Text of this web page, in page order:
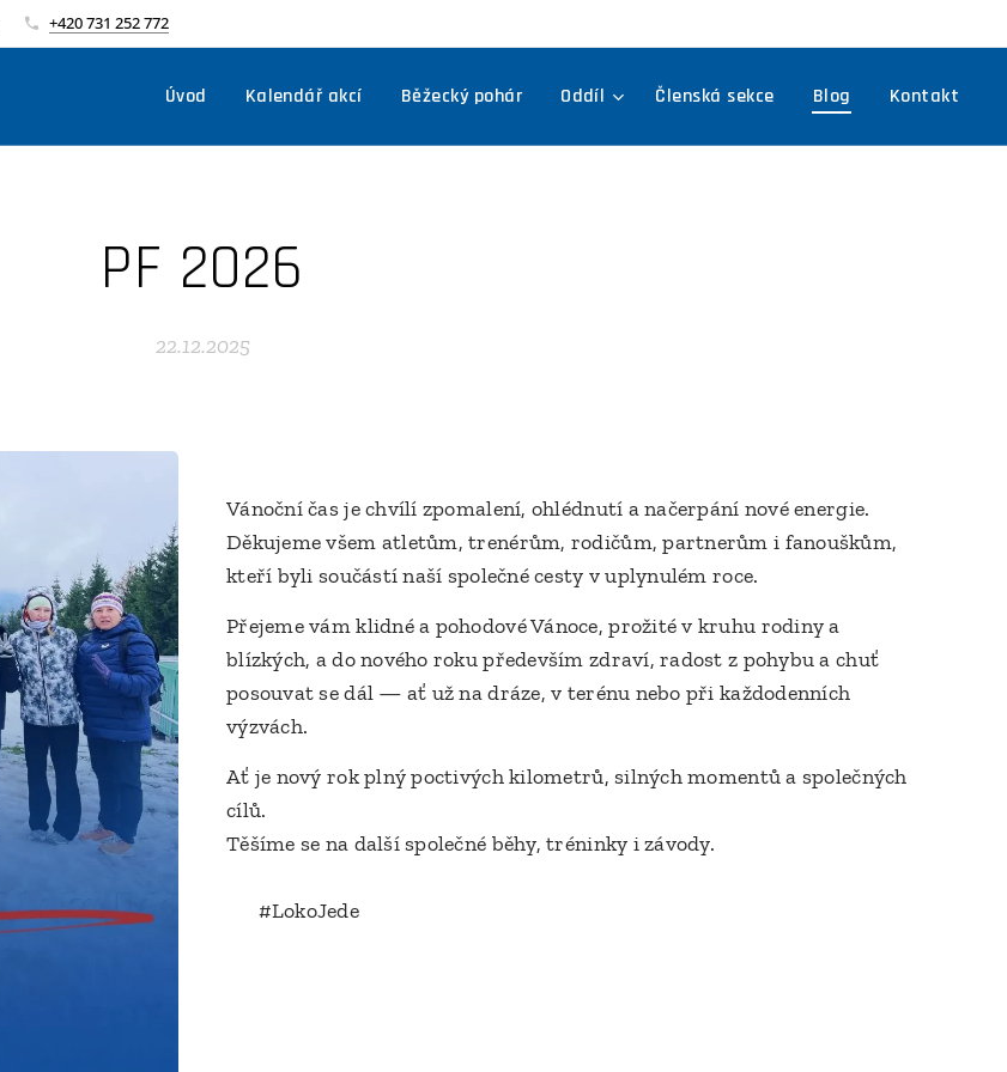
+420 731 252 772
Úvod Kalendář akcí Běžecký pohár Oddíl Členská sekce Blog Kontakt
PF 2026
22.12.2025
Vánoční čas je chvílí zpomalení, ohlédnutí a načerpání nové energie.
Děkujeme všem atletům, trenérům, rodičům, partnerům i fanouškům,
kteří byli součástí naší společné cesty v uplynulém roce.
Přejeme vám klidné a pohodové Vánoce, prožité v kruhu rodiny a
blízkých, a do nového roku především zdraví, radost z pohybu a chuť
posouvat se dál — ať už na dráze, v terénu nebo při každodenních
výzvách.
Ať je nový rok plný poctivých kilometrů, silných momentů a společných
cílů.
Těšíme se na další společné běhy, tréninky i závody.
🚂 #LokoJede